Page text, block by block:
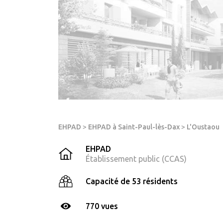
EHPAD > EHPAD à Saint-Paul-lès-Dax > L'Oustaou
EHPAD
Établissement public (CCAS)
Capacité de 53 résidents
770 vues